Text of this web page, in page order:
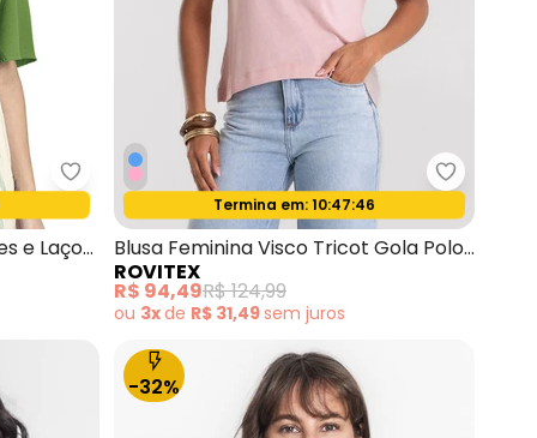
Rovitex - Camisa Feminina com Botões e Laço
e Laço
Rovitex -
Oferta relâmpago
Termina em:10:47:44
Blusa Feminina Visco Tricot Gola Polo
Rosa
ROVITEX
R$ 94,49R$ 124,99
ou 3xde R$ 31,49sem juros
-32%